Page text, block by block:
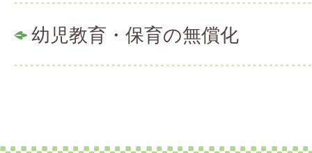
幼児教育・保育の無償化